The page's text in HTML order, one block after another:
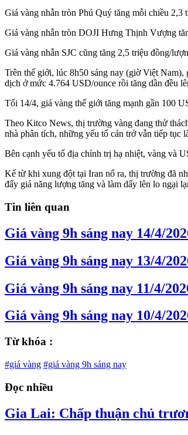
Giá vàng nhẫn tròn Phú Quý tăng mỗi chiều
Giá vàng nhẫn tròn DOJI Hưng Thịnh Vượng
Giá vàng nhẫn SJC cũng tăng 2,5 triệu đồng/
Trên thế giới, lúc 8h50 sáng nay (giờ Việt
dịch ở mức 4.764 USD/ounce rồi tăng dần đều
Tối 14/4, giá vàng thế giới tăng mạnh gần 100
Theo Kitco News, thị trường vàng đang thử
nhà phân tích, những yếu tố cản trở vẫn tiếp tục
Bên cạnh yếu tố địa chính trị hạ nhiệt, vàng và
Kể từ khi xung đột tại Iran nổ ra, thị trường đã
đẩy giá năng lượng tăng và làm dấy lên lo ngại
Tin liên quan
Giá vàng 9h sáng nay 14/4/
Giá vàng 9h sáng nay 13/4/
Giá vàng 9h sáng nay 11/4/
Giá vàng 9h sáng nay 10/4/
Từ khóa :
#giá vàng #giá vàng 9h sáng nay
Đọc nhiều
Gia Lai: Chấp thuận chủ